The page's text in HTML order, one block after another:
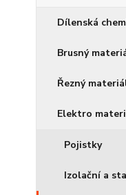
Dílenská
Brusný
Řezný
Elektro
Pojistky
Izolační a